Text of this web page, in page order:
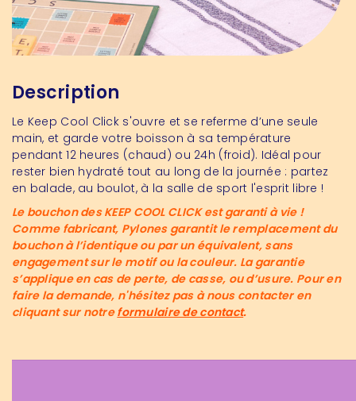
Description
Le Keep Cool Click s'ouvre et se referme d’une seule
main, et garde votre boisson à sa température
pendant 12 heures (chaud) ou 24h (froid). Idéal pour
rester bien hydraté tout au long de la journée : partez
en balade, au boulot, à la salle de sport l'esprit libre !
Le bouchon des KEEP COOL CLICK est garanti à vie !
Comme fabricant, Pylones garantit le remplacement du
bouchon à l’identique ou par un équivalent, sans
engagement sur le motif ou la couleur. La garantie
s’applique en cas de perte, de casse, ou d’usure. Pour en
faire la demande, n'hésitez pas à nous contacteren
cliquant sur notreformulaire de contact.